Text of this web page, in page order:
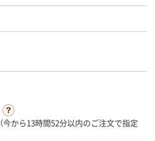
（今から13時間52分以内のご注文で指定